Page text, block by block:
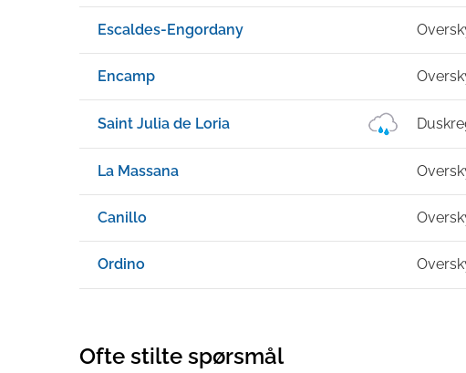
Escaldes-Engordany
Encamp
Saint Julia de Loria
La Massana
Canillo
Ordino
Ofte stilte spørsmål